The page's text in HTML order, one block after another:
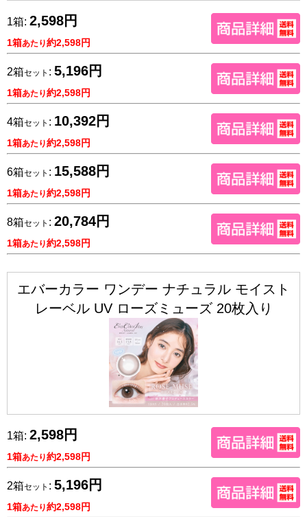
1箱: 2,598円
1箱あたり約2,598円
2箱セット : 5,196円
1箱あたり約2,598円
4箱セット : 10,392円
1箱あたり約2,598円
6箱セット : 15,588円
1箱あたり約2,598円
8箱セット : 20,784円
1箱あたり約2,598円
エバーカラー ワンデー ナチュラル モイスト
レーベル UV ローズミューズ 20枚入り
1箱: 2,598円
1箱あたり約2,598円
2箱セット : 5,196円
1箱あたり約2,598円